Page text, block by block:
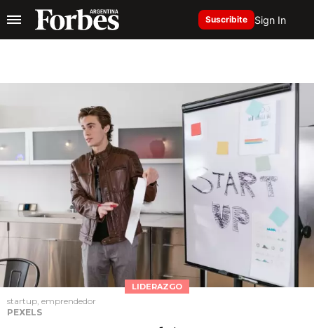
Suscribite Sign In
LIDERAZGO
startup, emprendedor
PEXELS